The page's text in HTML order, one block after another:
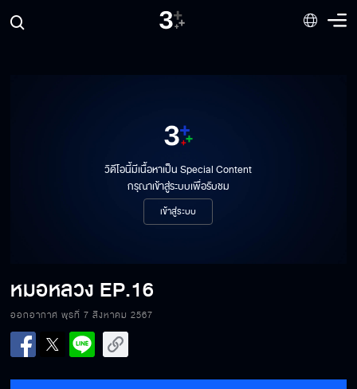
วิดีโอนี้มีเนื้อหาเป็น Special Content
กรุณาเข้าสู่ระบบเพื่อรับชม
เข้าสู่ระบบ
หมอหลวง EP.16
ออกอากาศ พุธที่ 7 สิงหาคม 2567